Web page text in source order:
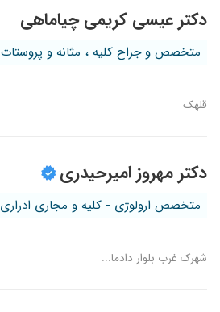
دکتر عیسی کریمی چیاماهی
متخصص و جراح کلیه ، مثانه و پروستات
قلهک
دکتر مهروز امیرحیدری
متخصص ارولوژی - کلیه و مجاری ادراری
شهرک غرب بلوار دادما...